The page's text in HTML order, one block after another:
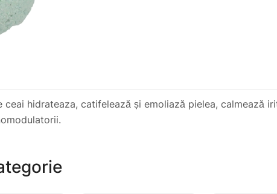
hidrateaza, catifelează și emoliază pielea, calmează